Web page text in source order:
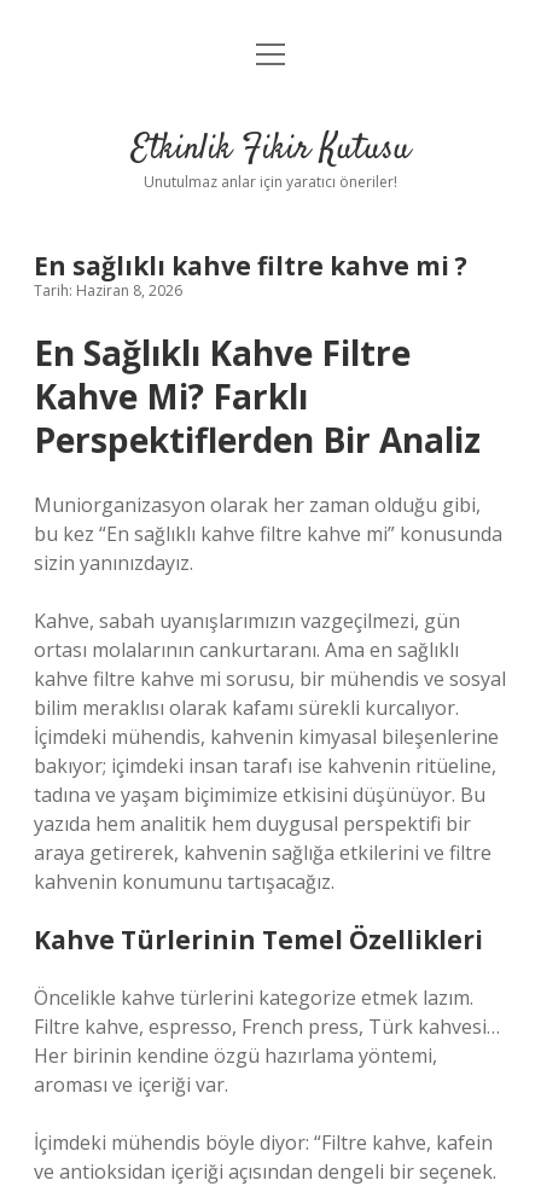
Anasayfa
Yasal Uyarı
menüyü
Etkinlik Fikir Kutusu
Unutulmaz anlar için yaratıcı öneriler!
En sağlıklı kahve filtre kahve mi ?
Tarih: Haziran 8, 2026
En Sağlıklı Kahve Filtre
Kahve Mi? Farklı
Perspektiflerden Bir Analiz
Muniorganizasyon olarak her zaman olduğu gibi,
bu kez “En sağlıklı kahve filtre kahve mi” konusunda
sizin yanınızdayız.
Kahve, sabah uyanışlarımızın vazgeçilmezi, gün
ortası molalarının cankurtaranı. Ama en sağlıklı
kahve filtre kahve mi sorusu, bir mühendis ve sosyal
bilim meraklısı olarak kafamı sürekli kurcalıyor.
İçimdeki mühendis, kahvenin kimyasal bileşenlerine
bakıyor; içimdeki insan tarafı ise kahvenin ritüeline,
tadına ve yaşam biçimimize etkisini düşünüyor. Bu
yazıda hem analitik hem duygusal perspektifi bir
araya getirerek, kahvenin sağlığa etkilerini ve filtre
kahvenin konumunu tartışacağız.
Kahve Türlerinin Temel Özellikleri
Öncelikle kahve türlerini kategorize etmek lazım.
Filtre kahve, espresso, French press, Türk kahvesi…
Her birinin kendine özgü hazırlama yöntemi,
aroması ve içeriği var.
İçimdeki mühendis böyle diyor: “Filtre kahve, kafein
ve antioksidan içeriği açısından dengeli bir seçenek.